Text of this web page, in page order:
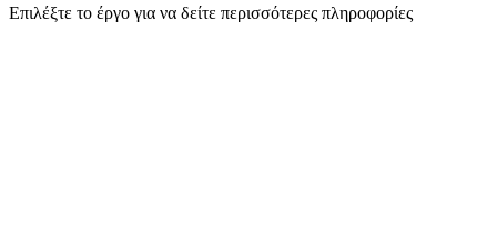
Επιλέξτε το έργο για να δείτε περισσότερες πληροφορίες